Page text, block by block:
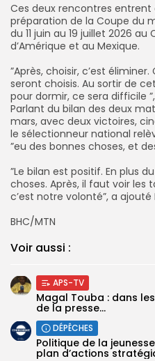
‎Ces deux rencontres entrent
préparation de la Coupe du
du 11 juin au 19 juillet 2026
d’Amérique et au Mexique.
‎”Après, choisir, c’est
seront choisis. Au sortir de
pour dormir, ce sera difficile
‎Parlant du bilan des deux
mars, avec deux victoires,
le sélectionneur national
”eu des bonnes choses, et
‎”Le bilan est positif. En plus
choses. Après, il faut voir les
c’est notre volonté”, a ajouté
‎BHC/MTN
Voir aussi :
APS-TV
Magal Touba : dans
de la presse...
DÉPÊCHES
Politique de la
plan d’actions